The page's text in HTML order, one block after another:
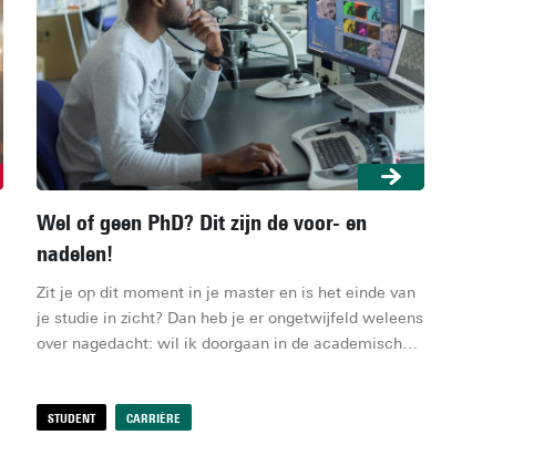
STUDENT CARRIÈRE
Wel of geen PhD? Dit zijn de voor- en
nadelen!
Zit je op dit moment in je master en is het einde van
je studie in zicht? Dan heb je er ongetwijfeld weleens
over nagedacht: wil ik doorgaan in de academische
PhD iets voor mij? De keuze om wel of niet een PhD